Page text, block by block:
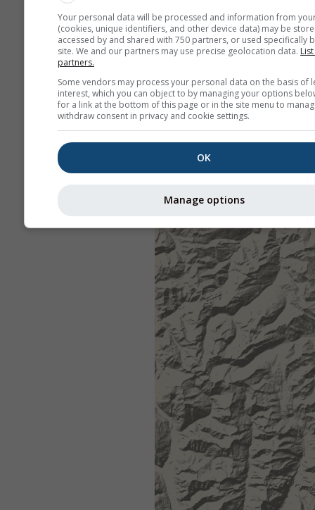
Your personal data will be processed and information from
(cookies, unique identifiers, and other device data) may be
accessed by and shared with 750 partners, or used specifically
site. We and our partners may use precise geolocation data.
partners.
Some vendors may process your personal data on the basis of
interest, which you can object to by managing your options
for a link at the bottom of this page or in the site menu to
withdraw consent in privacy and cookie settings.
OK
Manage options